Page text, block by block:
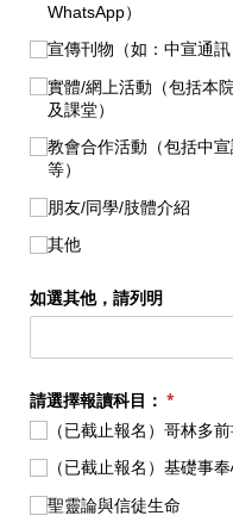
WhatsApp）
宣傳刊物（如：中宣通訊
實體/​網上活動（包括本
及課堂）
教會合作活動（包括中
等）
朋友/​同學/​肢體介紹
其他
如選其他，請列明
請選擇報讀科目： *
(required)
（已截止報名）哥林多
（已截止報名）基礎事
聖靈論與信徒生命